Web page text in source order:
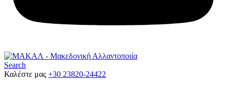
Search
Καλέστε μας +30 23820-24422